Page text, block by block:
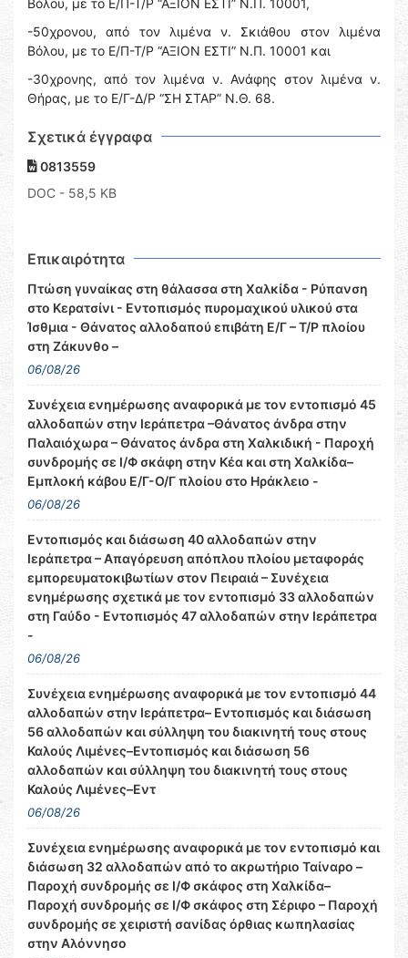
Βόλου, με το Ε/Π-Τ/Ρ “ΑΞΙΟΝ ΕΣΤΙ” Ν.Π. 10001,
-50χρονου, από τον λιμένα ν. Σκιάθου στον λιμένα
Βόλου, με το Ε/Π-Τ/Ρ “ΑΞΙΟΝ ΕΣΤΙ” Ν.Π. 10001 και
-30χρονης, από τον λιμένα ν. Ανάφης στον λιμένα ν.
Θήρας, με το Ε/Γ-Δ/Ρ “ΣΗ ΣΤΑΡ” Ν.Θ. 68.
Σχετικά έγγραφα
0813559
DOC - 58,5 KB
Επικαιρότητα
Πτώση γυναίκας στη θάλασσα στη Χαλκίδα - Ρύπανση
στο Κερατσίνι - Εντοπισμός πυρομαχικού υλικού στα
Ίσθμια - Θάνατος αλλοδαπού επιβάτη Ε/Γ – Τ/Ρ πλοίου
στη Ζάκυνθο –
06/08/26
Συνέχεια ενημέρωσης αναφορικά με τον εντοπισμό 45
αλλοδαπών στην Ιεράπετρα –Θάνατος άνδρα στην
Παλαιόχωρα – Θάνατος άνδρα στη Χαλκιδική - Παροχή
συνδρομής σε Ι/Φ σκάφη στην Κέα και στη Χαλκίδα–
Εμπλοκή κάβου Ε/Γ-Ο/Γ πλοίου στο Ηράκλειο -
06/08/26
Εντοπισμός και διάσωση 40 αλλοδαπών στην
Ιεράπετρα – Απαγόρευση απόπλου πλοίου μεταφοράς
εμπορευματοκιβωτίων στον Πειραιά – Συνέχεια
ενημέρωσης σχετικά με τον εντοπισμό 33 αλλοδαπών
στη Γαύδο - Εντοπισμός 47 αλλοδαπών στην Ιεράπετρα
-
06/08/26
Συνέχεια ενημέρωσης αναφορικά με τον εντοπισμό 44
αλλοδαπών στην Ιεράπετρα– Εντοπισμός και διάσωση
56 αλλοδαπών και σύλληψη του διακινητή τους στους
Καλούς Λιμένες–Εντοπισμός και διάσωση 56
αλλοδαπών και σύλληψη του διακινητή τους στους
Καλούς Λιμένες–Εντ
06/08/26
Συνέχεια ενημέρωσης αναφορικά με τον εντοπισμό και
διάσωση 32 αλλοδαπών από το ακρωτήριο Ταίναρο –
Παροχή συνδρομής σε Ι/Φ σκάφος στη Χαλκίδα–
Παροχή συνδρομής σε Ι/Φ σκάφος στη Σέριφο – Παροχή
συνδρομής σε χειριστή σανίδας όρθιας κωπηλασίας
στην Αλόννησο